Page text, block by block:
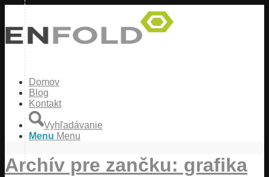
Domov
Blog
Kontakt
Vyhľadávanie
Menu Menu
Archív pre zančku: grafika